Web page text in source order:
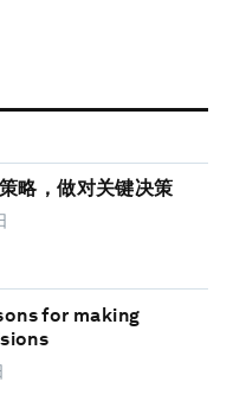
略，做对关键决策
for making